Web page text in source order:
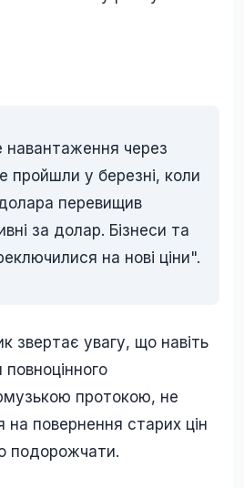
навантаження через
пройшли у березні, коли
перевищив
за долар. Бізнеси та
на нові ціни".
звертає увагу, що навіть
повноцінного
протокою, не
на повернення старих цін
подорожчати.